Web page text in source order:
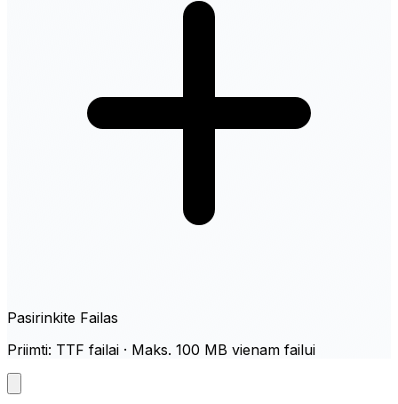
Pasirinkite Failas
Priimti: TTF failai · Maks. 100 MB vienam failui